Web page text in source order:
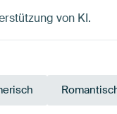
von KI.